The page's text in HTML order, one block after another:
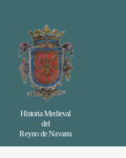
Historia Medieval
del
Reyno de Navarra